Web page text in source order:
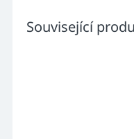
Související